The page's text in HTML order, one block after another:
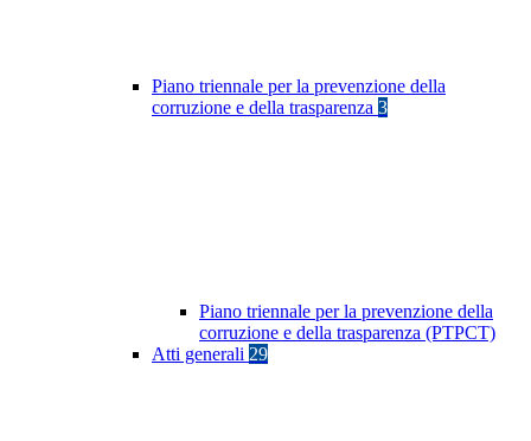
Piano triennale per la prevenzione della
corruzione e della trasparenza 3
Piano triennale per la prevenzione della
corruzione e della trasparenza (PTPCT)
Atti generali 29